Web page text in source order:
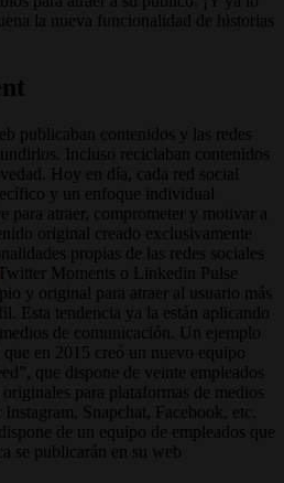
la nueva funcionalidad de historias
publicaban contenidos y las redes
Incluso reciclaban contenidos
Hoy en día, cada red social
y un enfoque individual
para atraer, comprometer y motivar a
original creado exclusivamente
propias de las redes sociales
Twitter Moments o Linkedin Pulse
y original para atraer al usuario más
Esta tendencia ya la están aplicando
de comunicación. Un ejemplo
que en 2015 creó un nuevo equipo
que dispone de veinte empleados
para plataformas de medios
Snapchat, Facebook, etc.
de un equipo de empleados que
se publicarán en su web